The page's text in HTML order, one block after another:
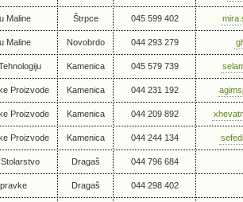
Maline Štrpce 045 599 402
Maline Novobrdo 044 293 279
Kamenica 045 579 739
Proizvode Kamenica 044 231 192
Proizvode Kamenica 044 209 892
Proizvode Kamenica 044 244 134
Dragaš 044 796 684
Dragaš 044 298 402